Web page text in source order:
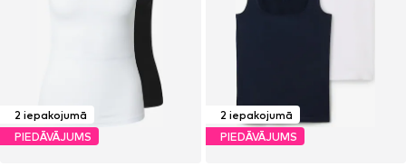
2 iepakojumā
PIEDĀVĀJUMS
2 iepakojumā
PIEDĀVĀJUMS